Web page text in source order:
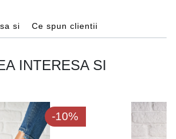
si Ce spun clientii
INTERESA SI
-10%